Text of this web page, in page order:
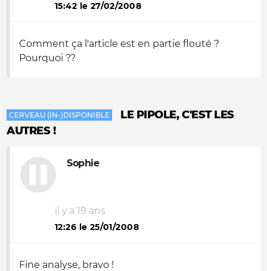
15:42 le 27/02/2008
Comment ça l'article est en partie flouté ?
Pourquoi ??
CERVEAU (IN-)DISPONIBLE
LE PIPOLE, C'EST LES
AUTRES !
Sophie
il y a 19 ans
12:26 le 25/01/2008
Fine analyse, bravo !